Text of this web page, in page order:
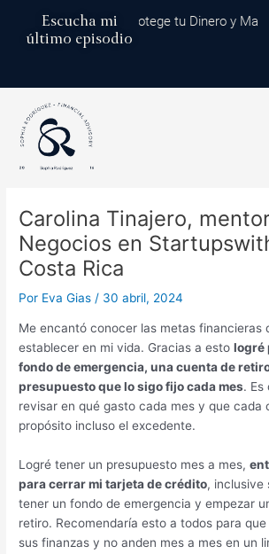
contenido
Escucha mi
último episodio
Global: Protege tu Dinero y
Carolina Tinajero,
Negocios en
Costa Rica
Por Eva Gias / 30 abril, 2024
Me encantó conocer las metas financieras
establecer en mi vida. Gracias a estologré
fondo de emergencia, una cuenta de
presupuesto que lo sigo fijo cada mes. Es
revisar en qué gasto cada mes y que cada
propósito incluso el excedente.
Logré tener un presupuesto mes a mes,
para cerrar mi tarjeta de crédito, inclusive
tener un fondo de emergencia y empezar
retiro. Recomendaría esto a todos para
sus finanzas y no anden mes a mes en un
entradas